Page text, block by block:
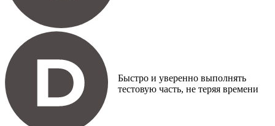
Быстро и уверенно выполнять
тестовую часть, не теряя времени